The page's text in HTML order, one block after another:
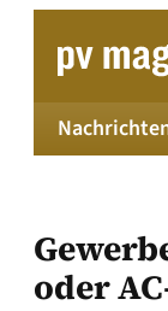
springen
oder